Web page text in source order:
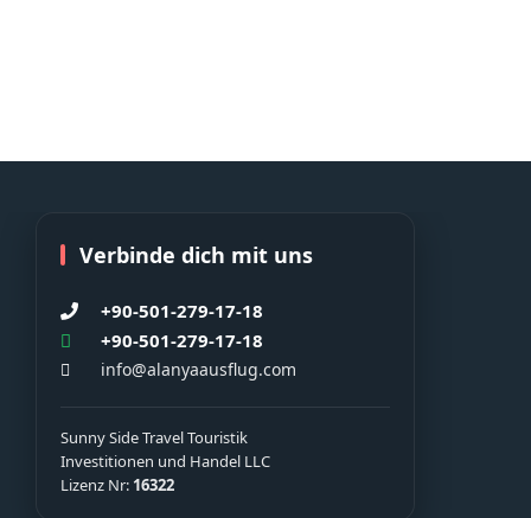
Verbinde dich mit uns
+90-501-279-17-18
+90-501-279-17-18
info@alanyaausflug.com
Sunny Side Travel Touristik
Investitionen und Handel LLC
Lizenz Nr: 16322